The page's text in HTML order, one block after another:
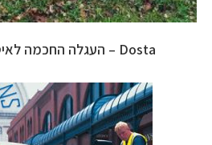
Dosta – העגלה החכמה לאיסוף עגלות אשפה